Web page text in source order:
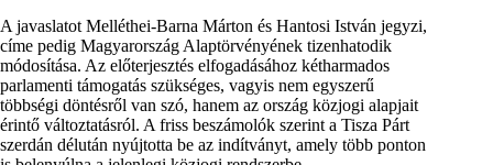
A javaslatot Melléthei-Barna Márton és Hantosi István jegyzi,
címe pedig Magyarország Alaptörvényének tizenhatodik
módosítása. Az előterjesztés elfogadásához kétharmados
parlamenti támogatás szükséges, vagyis nem egyszerű
többségi döntésről van szó, hanem az ország közjogi alapjait
érintő változtatásról. A friss beszámolók szerint a Tisza Párt
szerdán délután nyújtotta be az indítványt, amely több ponton